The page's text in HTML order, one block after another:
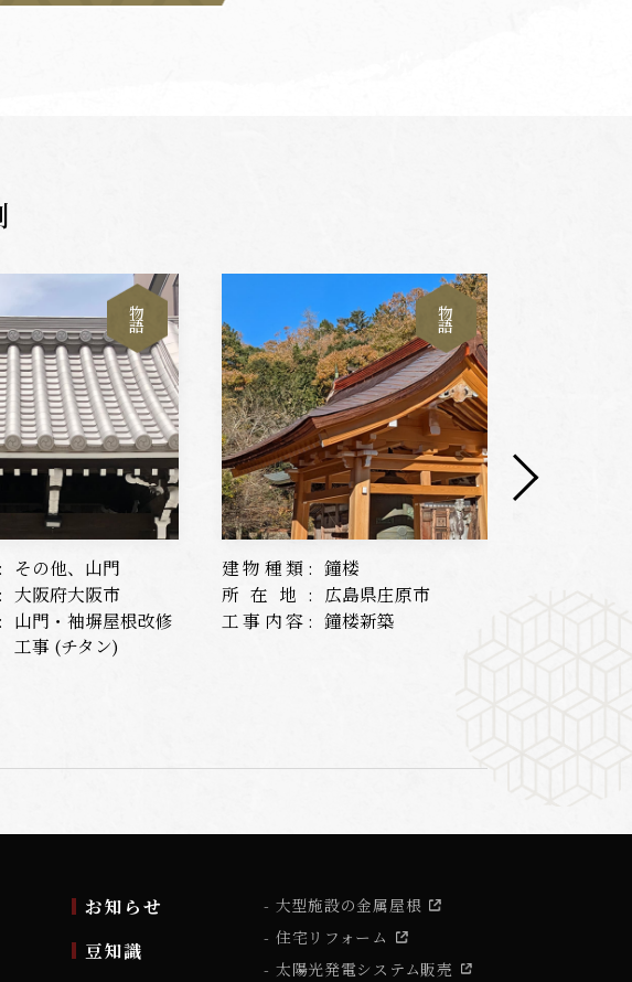
物
語
その他、山門
大阪府大阪市
山門・袖塀屋根改修
工事 (チタン)
物
語
建物種類: 鐘楼
所在地: 広島県庄原市
工事内容: 鐘楼新築
お知らせ
豆知識
大型施設の金属屋根
住宅リフォーム
太陽光発電システム販売